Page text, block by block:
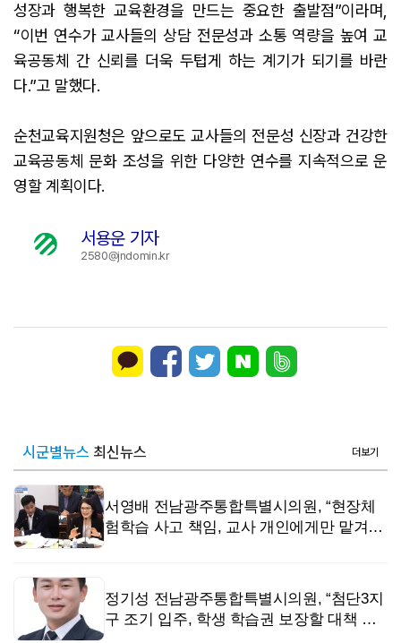
성장과 행복한 교육환경을 만드는 중요한 출발점”이라며,
“이번 연수가 교사들의 상담 전문성과 소통 역량을 높여 교
육공동체 간 신뢰를 더욱 두텁게 하는 계기가 되기를 바란
다.”고 말했다.
순천교육지원청은 앞으로도 교사들의 전문성 신장과 건강한
교육공동체 문화 조성을 위한 다양한 연수를 지속적으로 운
영할 계획이다.
서용운 기자
2580@jndomin.kr
시군별뉴스 최신뉴스 더보기
서영배 전남광주통합특별시의원, “현장체
험학습 사고 책임, 교사 개인에게만 맡겨선
정기성 전남광주통합특별시의원, “첨단3지
구 조기 입주, 학생 학습권 보장할 대책 시